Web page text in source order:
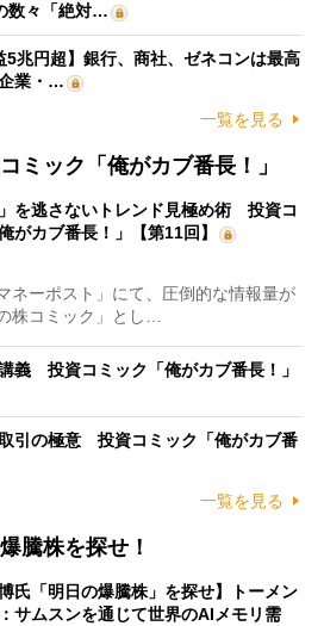
数々「絶対…
5兆円超】銀行、商社、ゼネコンは最高
業・…
一覧を見る
ミック「俺がカブ番長！」
」を逃さないトレンド見極め術 投資コ
がカブ番長！」【第11回】
ネーポスト」にて、圧倒的な情報量が
株コミック」とし…
義 投資コミック「俺がカブ番長！」
引の極意 投資コミック「俺がカブ番
一覧を見る
騰株を探せ！
博氏「明日の爆騰株」を探せ】トーメン
サムスンを通じて世界のAIメモリ需